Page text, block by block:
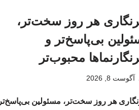
هر روز سخت‌تر،
بی‌پاسخ‌تر و
محبوب‌تر
آگوست 8, 2026
هر روز سخت‌تر، مسئولین بی‌پاسخ‌تر